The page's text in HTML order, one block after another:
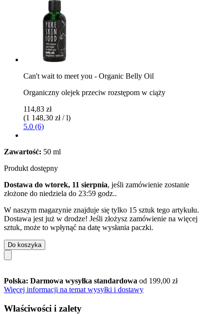
Can't wait to meet you - Organic Belly Oil
Organiczny olejek przeciw rozstępom w ciąży
114,83 zł
(1 148,30 zł / l)
5.0 (6)
Zawartość: 50 ml
Produkt dostępny
Dostawa do wtorek, 11 sierpnia, jeśli zamówienie zostanie
złożone do niedziela do 23:59 godz..
W naszym magazynie znajduje się tylko 15 sztuk tego artykułu.
Dostawa jest już w drodze! Jeśli złożysz zamówienie na więcej
sztuk, może to wpłynąć na datę wysłania paczki.
Do koszyka
Polska: Darmowa wysyłka standardowa od 199,00 zł
Więcej informacji na temat wysyłki i dostawy
Właściwości i zalety